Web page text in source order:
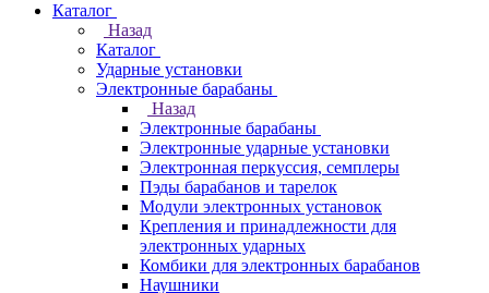
Каталог
Назад
Каталог
Ударные установки
Электронные барабаны
Назад
Электронные барабаны
Электронные ударные установки
Электронная перкуссия, семплеры
Пэды барабанов и тарелок
Модули электронных установок
Крепления и принадлежности для
электронных ударных
Комбики для электронных барабанов
Наушники